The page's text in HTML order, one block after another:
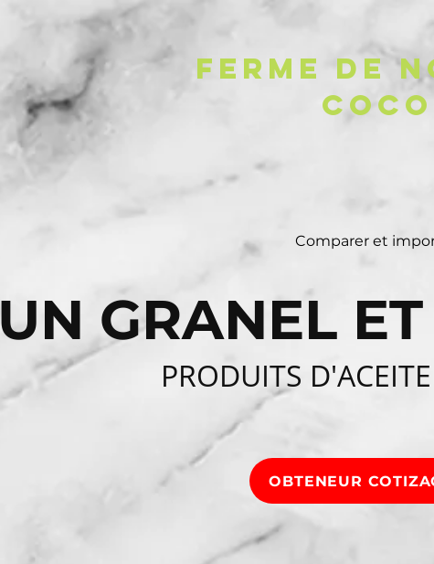
FERME DE
COCO
Comparer et
UN GRANEL
PRODUITS
OBTENEUR